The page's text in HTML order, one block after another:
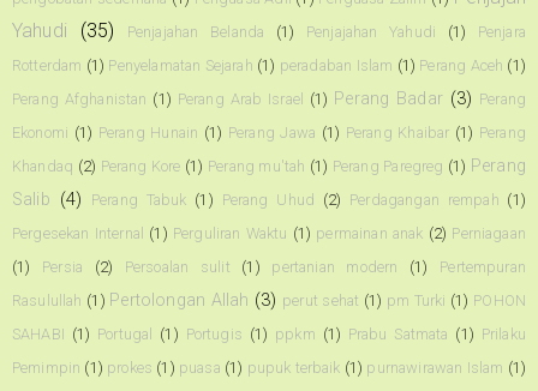
Yahudi
(35) Penjajahan Belanda (1) Penjajahan Yahudi (1)
Penjara
Rotterdam (1) Penyelamatan Sejarah (1) peradaban Islam (1) Perang Aceh (1)
Perang Afghanistan (1) Perang Arab Israel (1) Perang Badar (3) Perang
Ekonomi (1) Perang Hunain (1) Perang Jawa (1) Perang Khaibar (1) Perang
Khandaq (2) Perang Kore (1) Perang mu'tah (1) Perang Paregreg (1) Perang
Salib (4) Perang Tabuk (1) Perang Uhud (2) Perdagangan rempah (1)
Pergesekan Internal (1) Perguliran Waktu (1) permainan anak (2) Perniagaan
(1)
Persia (2) Persoalan sulit (1) pertanian modern (1)
Pertempuran
Rasulullah (1) Pertolongan Allah (3) perut sehat (1) pm Turki (1) POHON
SAHABI (1) Portugal (1) Portugis (1) ppkm (1) Prabu Satmata (1) Prilaku
Pemimpin (1) prokes (1) puasa (1) pupuk terbaik (1) purnawirawan Islam (1)